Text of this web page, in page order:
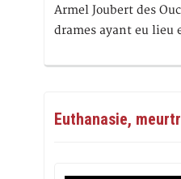
Armel Joubert des
drames ayant eu lieu
Euthanasie,